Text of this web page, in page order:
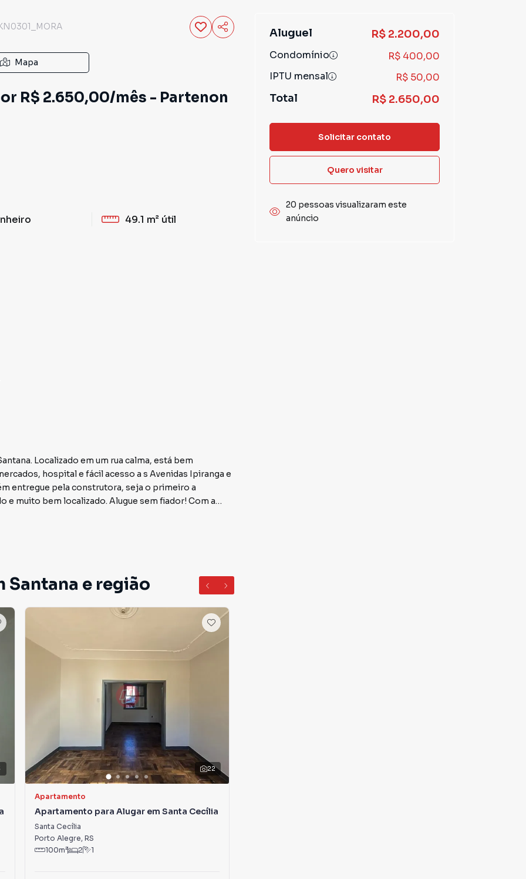
Mapa
R$ 2.650,00/mês - Partenon
49.1 m² útil
Localizado em um rua calma, está bem
hospital e fácil acesso a s Avenidas Ipiranga e
entregue pela construtora, seja o primeiro a
muito bem localizado. Alugue sem fiador! Com a
Santana e região
22
Apartamento
Apartamento para Alugar em Santa Cecília
Santa Cecília
Porto Alegre, RS
100m² 2 1
Aluguel R$ 2.200,00
Condomínio
R$ 400,00
IPTU mensal
R$ 50,00
Total R$ 2.650,00
Solicitar contato
Quero visitar
20 pessoas visualizaram este
anúncio